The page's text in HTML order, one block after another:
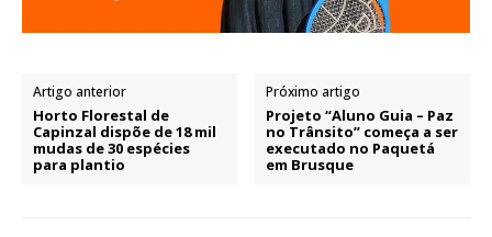
Artigo anterior
Horto Florestal de
Capinzal dispõe de 18 mil
mudas de 30 espécies
para plantio
Próximo artigo
Projeto “Aluno Guia – Paz
no Trânsito” começa a ser
executado no Paquetá
em Brusque